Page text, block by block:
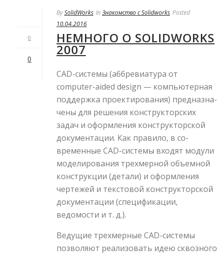
0
0
BySolidWorks In Знакомство с Solidworks Posted
10.04.2016
НЕМНОГО О SOLIDWORKS
2007
CAD-системы (аббревиатура от
computer-aided design — компьютерная
поддержка проектирования) предназна­
чены для решения конструкторских
задач и оформления конструкторской
документации. Как правило, в со­
временные CAD-системы входят модули
моделирования трехмерной объемной
конструкции (детали) и оформления
чертежей и текстовой конструкторской
документации (спецификации,
ведомости и т. д.).
Веду­щие трехмерные CAD-системы
позволяют реализовать идею сквозного